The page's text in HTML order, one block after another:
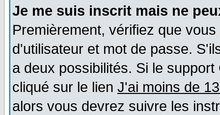
Je me suis inscrit mais ne
Premièrement, vérifiez que
d'utilisateur et mot de passe.
a deux possibilités. Si le
cliqué sur le lien J'ai moins de
alors vous devrez suivre les